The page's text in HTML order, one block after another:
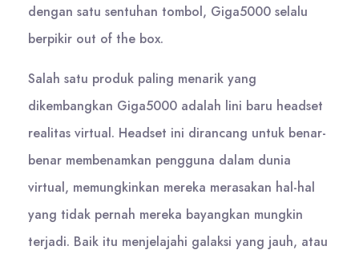
dengan satu sentuhan tombol, Giga5000 selalu
berpikir out of the box.
Salah satu produk paling menarik yang
dikembangkan Giga5000 adalah lini baru headset
realitas virtual. Headset ini dirancang untuk benar-
benar membenamkan pengguna dalam dunia
virtual, memungkinkan mereka merasakan hal-hal
yang tidak pernah mereka bayangkan mungkin
terjadi. Baik itu menjelajahi galaksi yang jauh, atau